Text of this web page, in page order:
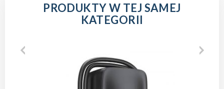
PRODUKTY W TEJ SAMEJ
KATEGORII